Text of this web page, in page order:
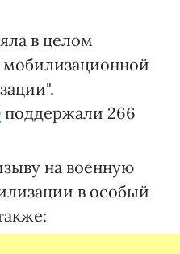
в целом
мобилизационной
поддержали 266
на военную
в особый